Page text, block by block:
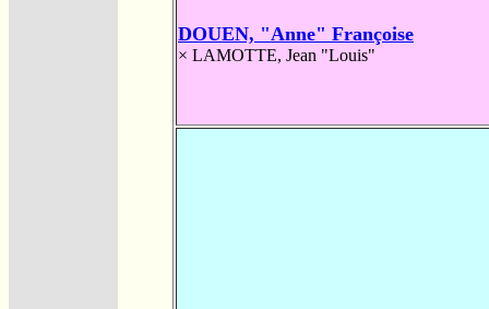
DOUEN, "Anne" Françoise
× LAMOTTE, Jean "Louis"